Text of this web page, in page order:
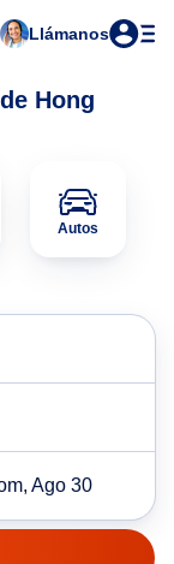
Llámanos
Hong
Autos
Ago 30